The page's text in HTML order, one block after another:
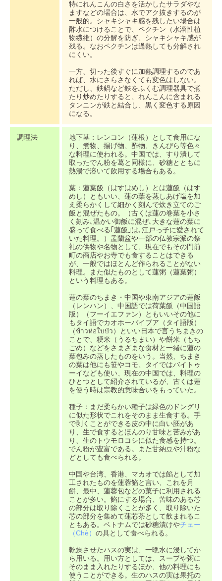
特にれんこんの白さを活かしたサラダやな
ますなどの場合は、水でアク抜きするのが
一般的。シャキシャキ感を残したい場合は
酢水につけることで、ペクチン（水溶性植
物繊維）の分解を防ぎ、シャキシャキ感が
残る。なおペクチンは過熱しても分解され
にくい。
一方、切った後すぐに加熱調理するのであ
れば、水にさらさなくても変色はしない。
ただし、鉄鍋など鉄をふくむ調理器具で煮
たり炒めたりすると、れんこんに含まれる
タンニンが鉄と結合し、黒く変色する原因
になる。
調理法
地下茎：レンコン（蓮根）として食用にな
り、煮物、揚げ物、酢物、きんぴら等色々
な料理に使われる。中国では、すり潰して
取ったでん粉を葛と同様に、砂糖とともに
熱湯で溶いて飲用する場合もある。
葉：蓮葉飯（はすはめし）とは蓮飯（はす
めし）ともいい、蓮の葉を蒸しあげ塩を加
え柔らかくして細かく刻んで炊き立てのご
飯と混ぜたもの。（古くは蓮の巻葉を小さ
く刻み､温かい御飯に混ぜ､大きな蓮の葉に
盛って食べる｢蓮飯｣は､江戸っ子に愛されて
いた料理。）盂蘭盆や一部の仏教宗派の祭
礼の供物や名物として、現在でもその門前
町の商店やお寺でも食することはできる
が、一般ではほとんど作られることがない
料理。また似たものとして蓮粥（蓮葉粥）
という料理もある。
蓮の葉のちまき・中国や東南アジアの蓮飯
（レンハン）、中国語では荷葉飯（中国語
版）（フーイエファン）ともいいその他に
もタイ語でカオホーバイブア（タイ語版）
（ข้าวห่อใบบัว）といい日本で言うちまきの
ことで、粳米（うるちまい）や餅米（もち
ごめ）などをさまざまな食材と一緒に蓮の
葉包みの蒸したものをいう。当然、ちまき
の葉は他にも笹やコモ、タイではバイトゥ
ーイなども使い、現在の中国では、料理の
ひとつとして紹介されているが、古くは蓮
を使う時は宗教的意味合いをもっていた。
種子：まだ柔らかい種子は緑色のドングリ
に似た形状でこれをそのまま生食する。手
で剥くことができる皮の中に白い胚があ
り、生で食するとほんのり甘味と苦みがあ
り、生のトウモロコシに似た食感を持つ。
でん粉が豊富である。また甘納豆や汁粉な
どとしても食べられる。
中国や台湾、香港、マカオでは餡として加
工されたものを蓮蓉餡と言い、これを月
餅、最中、蓮蓉包などの菓子に利用される
ことが多い。餡にする場合、苦味のある芯
の部分は取り除くことが多く、取り除いた
芯の部分を集めて蓮芯茶として飲まれるこ
ともある。ベトナムでは砂糖漬けやチェー
（Chè） の具として食べられる。
乾燥させたハスの実は、一晩水に浸してか
ら用いる。用い方としては、スープや粥に
そのまま入れたりするほか、他の料理にも
使うことができる。生のハスの実は果托の